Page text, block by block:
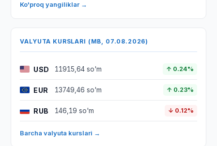
Ko'proq yangiliklar →
VALYUTA KURSLARI (MB, 07.08.2026)
USD 11915,64 so'm ↑ 0.24%
EUR 13749,46 so'm ↑ 0.23%
RUB 146,19 so'm ↓ 0.12%
Barcha valyuta kurslari →